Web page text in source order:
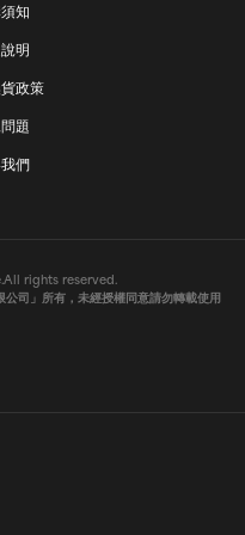
知
明
政策
題
們
rights reserved.
司」所有，未經授權同意請勿轉載使用